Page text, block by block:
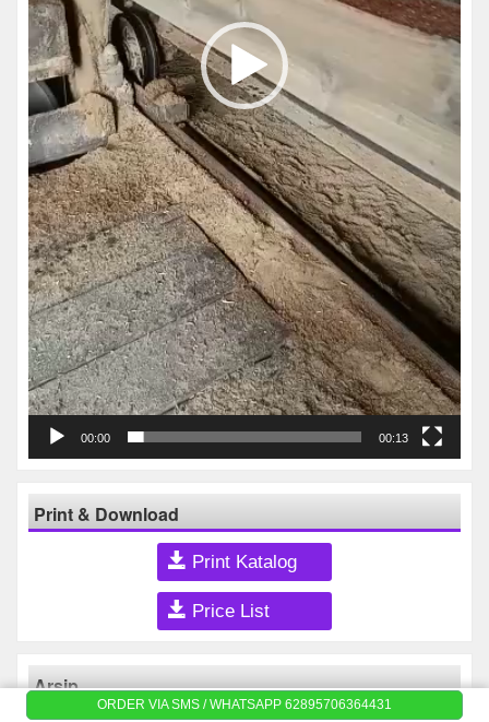
00:00 00:13
Print & Download
Print Katalog
Price List
Arsip
ORDER VIA SMS / WHATSAPP 62895706364431